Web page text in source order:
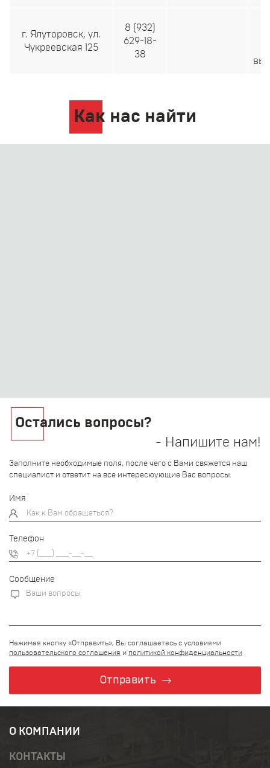
г. Ялуторовск, ул.
Чукреевская 125
8 (932)
629-18-
38
Как нас найти
Остались вопросы?
- Напишите нам!
Заполните необходимые поля, после чего с Вами свяжется наш
специалист и ответит на все интересюующие Вас вопросы.
Имя
Телефон
Сообщение
Отправить
Нажимая кнопку «Отправить», Вы соглашаетесь с условиями
пользовательского соглашения и политикой конфиденциальности
О КОМПАНИИ
КОНТАКТЫ